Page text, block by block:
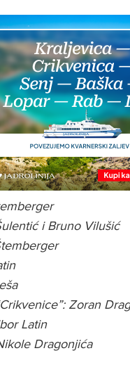
i Bruno Vilušić
Zoran
Latin
Dragonjića